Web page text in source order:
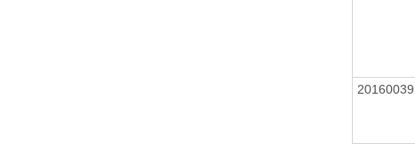
20160039